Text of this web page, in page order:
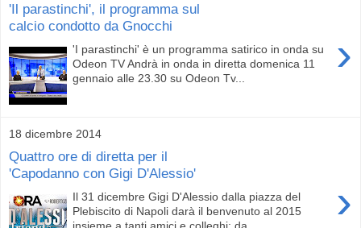
'Il parastinchi', il programma sul
calcio condotto da Gnocchi
›
'I parastinchi' è un programma satirico in onda su
Odeon TV Andrà in onda in diretta domenica 11
gennaio alle 23.30 su Odeon Tv...
18 dicembre 2014
Quattro ore di diretta per il
'Capodanno con Gigi D'Alessio'
›
Il 31 dicembre Gigi D'Alessio dalla piazza del
Plebiscito di Napoli darà il benvenuto al 2015